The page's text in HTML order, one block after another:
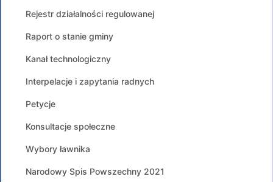
Rejestr działalności regulowanej
Raport o stanie gminy
Kanał technologiczny
Interpelacje i zapytania radnych
Petycje
Konsultacje społeczne
Wybory ławnika
Narodowy Spis Powszechny 2021